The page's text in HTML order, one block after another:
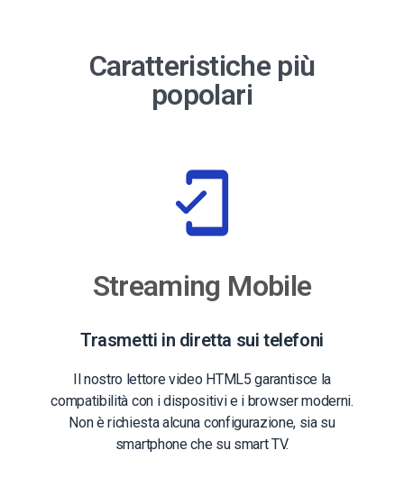
Caratteristiche più
popolari
Streaming Mobile
Trasmetti in diretta sui telefoni
Il nostro lettore video HTML5 garantisce la
compatibilità con i dispositivi e i browser moderni.
Non è richiesta alcuna configurazione, sia su
smartphone che su smart TV.